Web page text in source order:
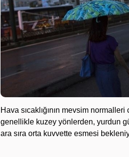
Hava sıcaklığının mevsim
genellikle kuzey yönlerden, yurdun
ara sıra orta kuvvette esmesi